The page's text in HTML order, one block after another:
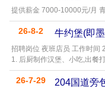
提供薪金 7000-10000元/月
26-8-2 牛约堡(即
招聘岗位 夜班店员 工作时间
1. 后厨制作汉堡、小吃,出餐
26-7-29 204国道旁